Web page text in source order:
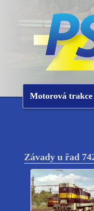
Motorová trakce
Závady u řad